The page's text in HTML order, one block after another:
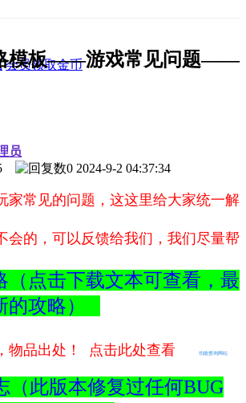
会员领取金币
模板——游戏常见问题——
员
0 2024-9-2 04:37:34
家常见的问题，这这里给大家统一解
会的，可以反馈给我们，我们尽量帮
（点击下载文本可查看，最
的攻略）
物品出处！ 点击此处查看 功能查询网站
（此版本修复过任何BUG